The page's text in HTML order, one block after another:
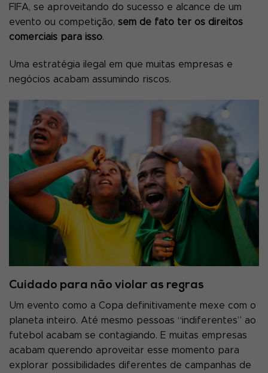
FIFA, se aproveitando do sucesso e alcance de um
evento ou competição, sem de fato ter os direitos
comerciais para isso.
Uma estratégia ilegal em que muitas empresas e
negócios acabam assumindo riscos.
Cuidado para não violar as regras
Um evento como a Copa definitivamente mexe com o
planeta inteiro. Até mesmo pessoas “indiferentes” ao
futebol acabam se contagiando. E muitas empresas
acabam querendo aproveitar esse momento para
explorar possibilidades diferentes de campanhas de